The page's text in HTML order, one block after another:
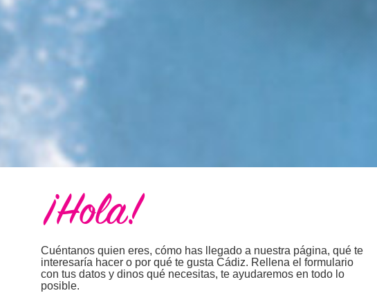
¡Hola!
Cuéntanos quien eres, cómo has llegado a nuestra página, qué te
interesaría hacer o por qué te gusta Cádiz. Rellena el formulario
con tus datos y dinos qué necesitas, te ayudaremos en todo lo
posible.